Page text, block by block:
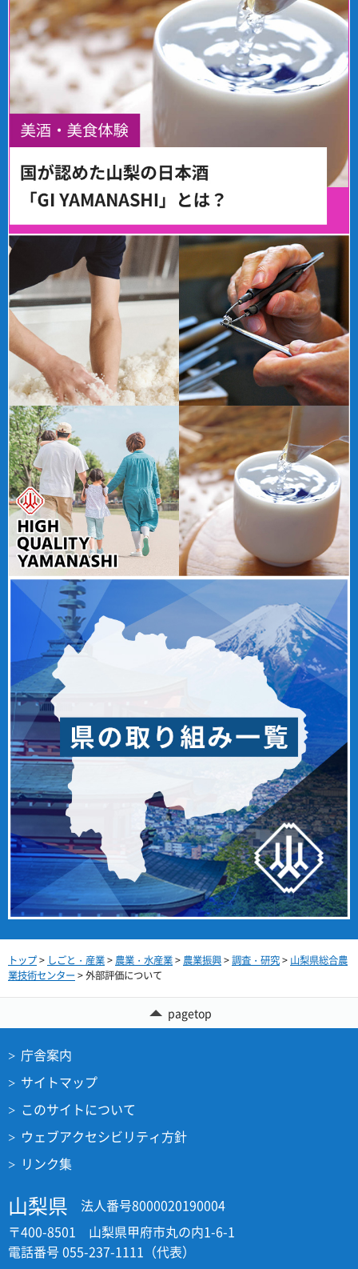
トップ> しごと・産業> 農業・水産業> 農業振興>調査・研究> 山梨県総合農
業技術センター> 外部評価について
pagetop
庁舎案内
サイトマップ
このサイトについて
ウェブアクセシビリティ方針
リンク集
山梨県
法人番号8000020190004
〒400-8501 山梨県甲府市丸の内1-6-1
電話番号 055-237-1111（代表）